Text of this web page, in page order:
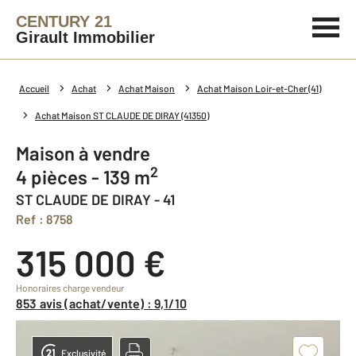
CENTURY 21
Girault Immobilier
Accueil Achat Achat Maison Achat Maison Loir-et-Cher (41)
Achat Maison ST CLAUDE DE DIRAY (41350)
Maison à vendre
4 pièces - 139 m2
ST CLAUDE DE DIRAY - 41
Ref : 8758
315 000 €
Honoraires charge vendeur
853 avis (achat/vente) : 9,1/10
Exclusivité